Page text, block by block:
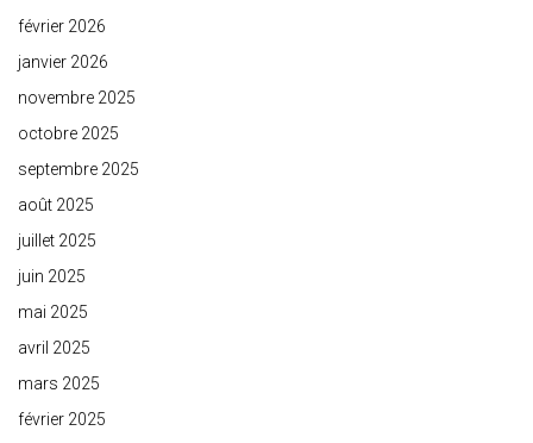
février 2026
janvier 2026
novembre 2025
octobre 2025
septembre 2025
août 2025
juillet 2025
juin 2025
mai 2025
avril 2025
mars 2025
février 2025